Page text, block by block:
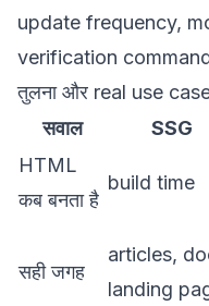
update frequency,
verification
तुलना और real use
सवाल
SSG
HTML
कब बनता है
build time
सही जगह
articles,
landing